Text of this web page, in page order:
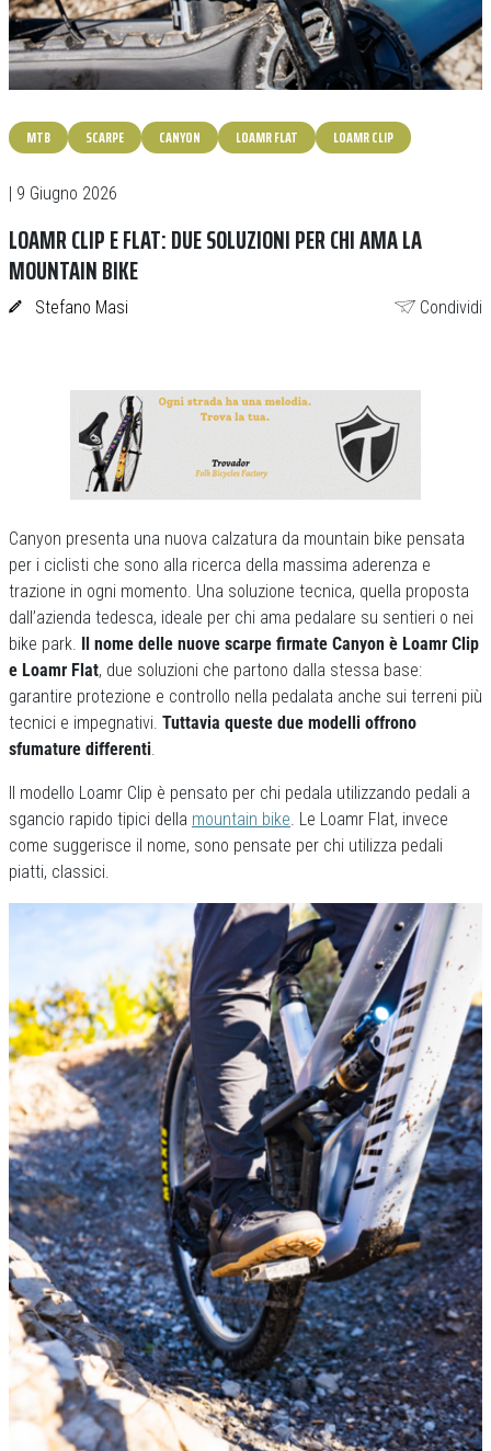
MTB SCARPE CANYON LOAMR FLAT LOAMR CLIP
| 9 Giugno 2026
LOAMR CLIP E FLAT: DUE SOLUZIONI PER CHI AMA LA
MOUNTAIN BIKE
Stefano Masi Condividi
Canyon presenta una nuova calzatura da mountain bike pensata
per i ciclisti che sono alla ricerca della massima aderenza e
trazione in ogni momento. Una soluzione tecnica, quella proposta
dall’azienda tedesca, ideale per chi ama pedalare su sentieri o nei
bike park. Il nome delle nuove scarpe firmate Canyon è Loamr Clip
e Loamr Flat, due soluzioni che partono dalla stessa base:
garantire protezione e controllo nella pedalata anche sui terreni più
tecnici e impegnativi. Tuttavia queste due modelli offrono
sfumature differenti.
Il modello Loamr Clip è pensato per chi pedala utilizzando pedali a
sgancio rapido tipici della mountain bike. Le Loamr Flat, invece
come suggerisce il nome, sono pensate per chi utilizza pedali
piatti, classici.